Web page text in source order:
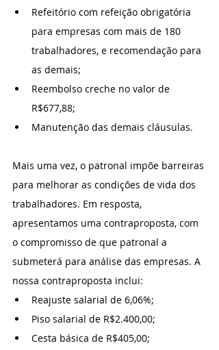
Refeitório com refeição obrigatória
para empresas com mais de 180
trabalhadores, e recomendação para
as demais;
Reembolso creche no valor de
R$677,88;
Manutenção das demais cláusulas.
Mais uma vez, o patronal impõe barreiras
para melhorar as condições de vida dos
trabalhadores. Em resposta,
apresentamos uma contraproposta, com
o compromisso de que patronal a
submeterá para análise das empresas. A
nossa contraproposta inclui:
Reajuste salarial de 6,06%;
Piso salarial de R$2.400,00;
Cesta básica de R$405,00;